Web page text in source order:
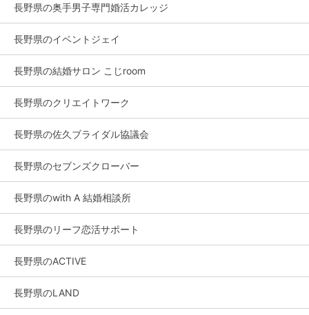
長野県の奥手男子専門婚活カレッジ
長野県のイベントジェイ
長野県の結婚サロン こじroom
長野県のクリエイトワーク
長野県の佐久ブライダル協議会
長野県のセブンズクローバー
長野県のwith A 結婚相談所
長野県のリーフ恋活サポート
長野県のACTIVE
長野県のLAND